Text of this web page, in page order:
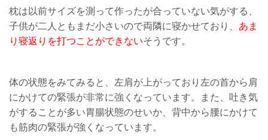
枕は以前サイズを測って作ったが合っていない気がする、
子供が二人ともまだ小さいので両隣に寝かせており、 あま
り寝返りを打つことができないそうです。
体の状態をみてみると、左肩が上がっており左の首から肩
にかけての緊張が非常に強くなっています。また、吐き気
がすることが多い胃腸状態のせいか、背中から腰にかけて
も筋肉の緊張が強くなっています。